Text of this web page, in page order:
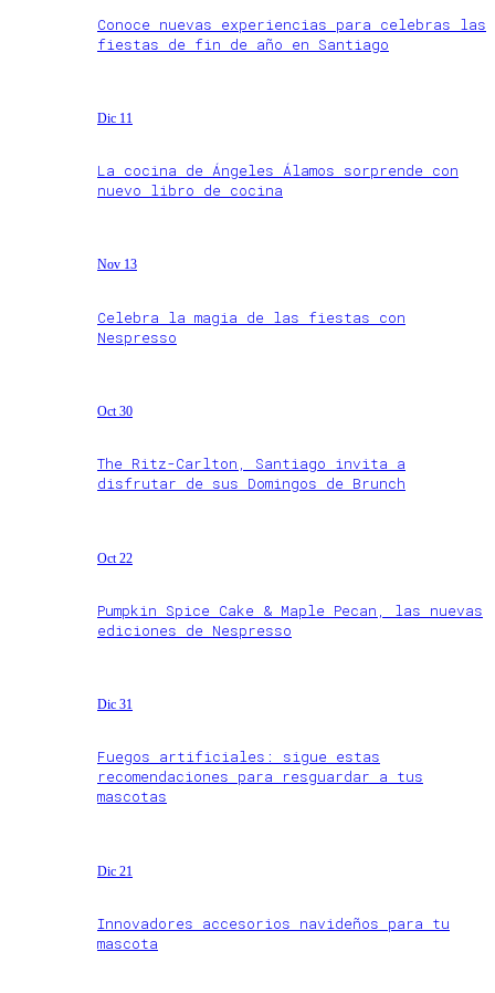
Conoce nuevas experiencias para celebras las
fiestas de fin de año en Santiago
Dic 11
La cocina de Ángeles Álamos sorprende con
nuevo libro de cocina
Nov 13
Celebra la magia de las fiestas con
Nespresso
Oct 30
The Ritz-Carlton, Santiago invita a
disfrutar de sus Domingos de Brunch
Oct 22
Pumpkin Spice Cake & Maple Pecan, las nuevas
ediciones de Nespresso
Dic 31
Fuegos artificiales: sigue estas
recomendaciones para resguardar a tus
mascotas
Dic 21
Innovadores accesorios navideños para tu
mascota